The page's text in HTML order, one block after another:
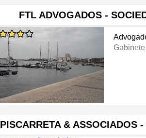
FTL ADVOGADOS -
PISCARRETA & ASSOCIADOS